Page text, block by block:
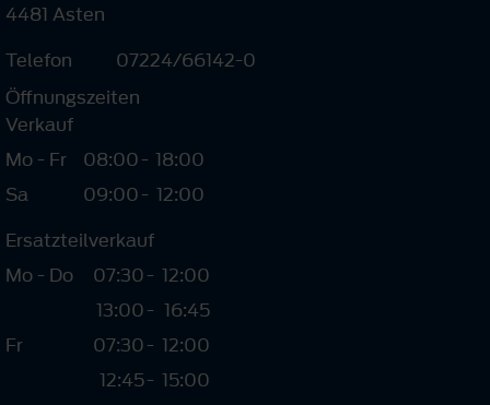
4481 Asten
Telefon
07224/66142-0
Öffnungszeiten
Verkauf
Mo - Fr
08:00- 18:00
Sa
09:00- 12:00
Ersatzteilverkauf
Mo - Do
07:30
13:00
-
-
12:00
16:45
Fr
07:30
12:45
-
-
12:00
15:00